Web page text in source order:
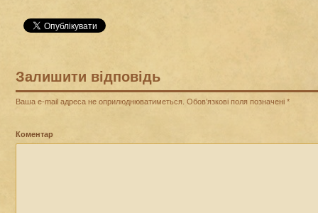
Залишити відповідь
Ваша e-mail адреса не оприлюднюватиметься. Обов’язкові поля позначені *
Коментар